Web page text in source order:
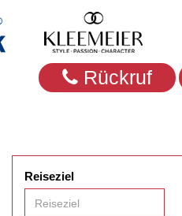
Rückruf
Reiseziel